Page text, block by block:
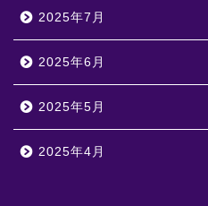
2025年7月
2025年6月
2025年5月
2025年4月